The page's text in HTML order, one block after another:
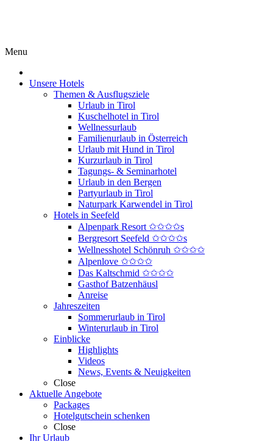
Menu
Unsere Hotels
Themen & Ausflugsziele
Urlaub in Tirol
Kuschelhotel in Tirol
Wellnessurlaub
Familienurlaub in Österreich
Urlaub mit Hund in Tirol
Kurzurlaub in Tirol
Tagungs- & Seminarhotel
Urlaub in den Bergen
Partyurlaub in Tirol
Naturpark Karwendel in Tirol
Hotels in Seefeld
Alpenpark Resort ✩✩✩✩s
Bergresort Seefeld ✩✩✩✩s
Wellnesshotel Schönruh ✩✩✩✩
Alpenlove ✩✩✩✩
Das Kaltschmid ✩✩✩✩
Gasthof Batzenhäusl
Anreise
Jahreszeiten
Sommerurlaub in Tirol
Winterurlaub in Tirol
Einblicke
Highlights
Videos
News, Events & Neuigkeiten
Close
Aktuelle Angebote
Packages
Hotelgutschein schenken
Close
Ihr Urlaub